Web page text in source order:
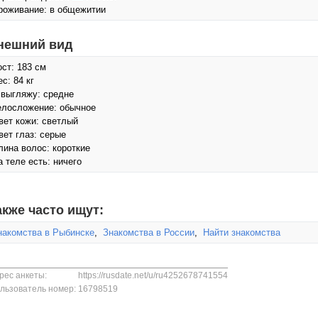
в общежитии
вид
183 см
84 кг
средне
обычное
кожи: светлый
глаз: серые
волос: короткие
теле есть: ничего
часто ищут:
в Рыбинске, Знакомства в России, Найти знакомства
анкеты:
https://rusdate.net/u/ru4252678741554
номер: 16798519